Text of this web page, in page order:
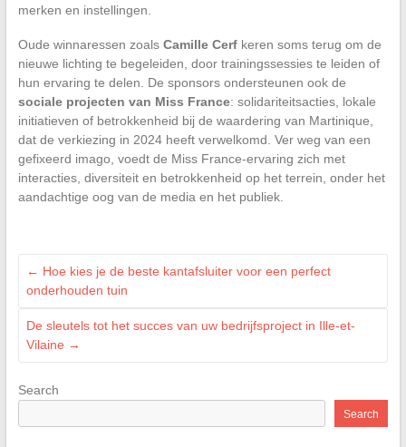
merken en instellingen.
Oude winnaressen zoals Camille Cerfkeren soms terug om de
nieuwe lichting te begeleiden, door trainingssessies te leiden of
hun ervaring te delen. De sponsors ondersteunen ook de
sociale projecten van Miss France: solidariteitsacties, lokale
initiatieven of betrokkenheid bij de waardering van Martinique,
dat de verkiezing in 2024 heeft verwelkomd. Ver weg van een
gefixeerd imago, voedt de Miss France-ervaring zich met
interacties, diversiteit en betrokkenheid op het terrein, onder het
aandachtige oog van de media en het publiek.
← Hoe kies je de beste kantafsluiter voor een perfect
onderhouden tuin
De sleutels tot het succes van uw bedrijfsproject in Ille-et-
Vilaine →
Search
Search